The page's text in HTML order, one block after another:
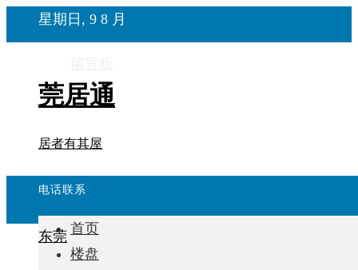
星期日, 9 8 月
莞居通
居者有其屋
电话联系
首页
楼盘
东莞